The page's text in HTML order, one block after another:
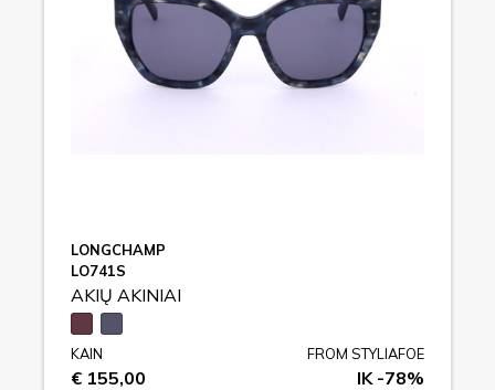
LONGCHAMP
LO741S
AKIŲ AKINIAI
KAIN
€ 155,00
FROM STYLIAFOE
IK -78%